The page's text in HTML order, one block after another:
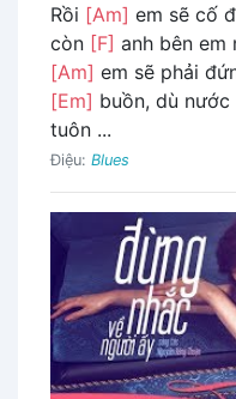
Rồi [Am] em sẽ cố
còn [F] anh bên em
[Am] em sẽ phải
[Em] buồn, dù nước
tuôn ...
Điệu: Blues